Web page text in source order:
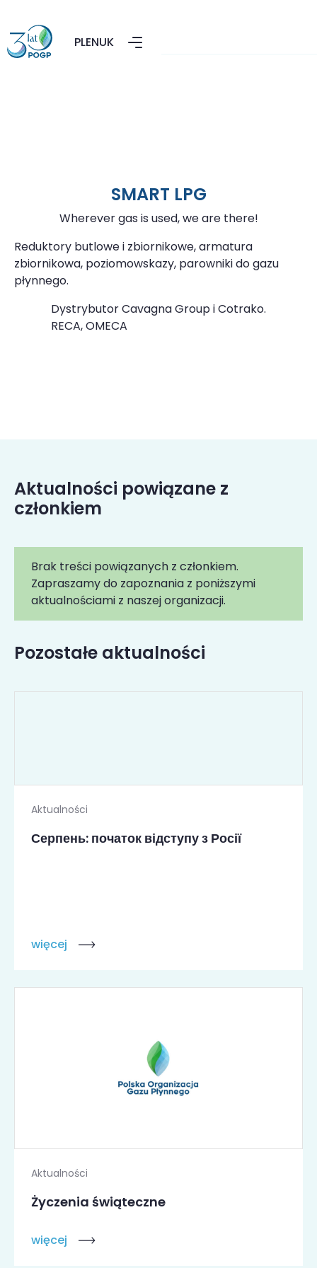
PLENUK
SMART LPG
Wherever gas is used, we are there!
Reduktory butlowe i zbiornikowe, armatura
zbiornikowa, poziomowskazy, parowniki do gazu
płynnego.
Dystrybutor Cavagna Group i Cotrako.
RECA, OMECA
Aktualności powiązane z
członkiem
Brak treści powiązanych z członkiem.
Zapraszamy do zapoznania z poniższymi
aktualnościami z naszej organizacji.
Pozostałe aktualności
Aktualności
Серпень: початок відступу з Росії
więcej
Aktualności
Życzenia świąteczne
więcej